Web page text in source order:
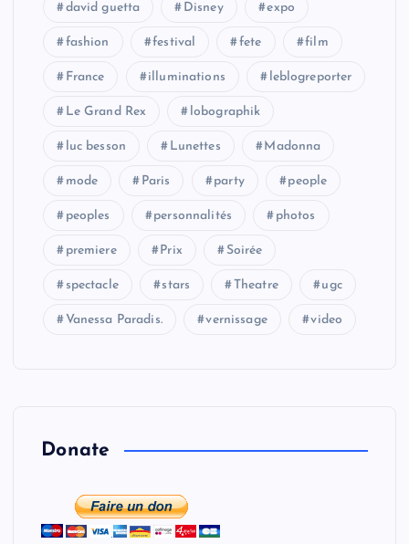
david guetta Disney expo
fashion festival fete film
France illuminations leblogreporter
Le Grand Rex lobographik
luc besson Lunettes Madonna
mode Paris party people
peoples personnalités photos
premiere Prix Soirée
spectacle stars Theatre ugc
Vanessa Paradis. vernissage video
Donate